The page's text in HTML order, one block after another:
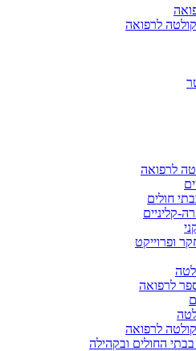
לרפואה
לרפואה
חולים
קליניים
ופרוייקט
לרפואה
לרפואה
החולים ובקהילה